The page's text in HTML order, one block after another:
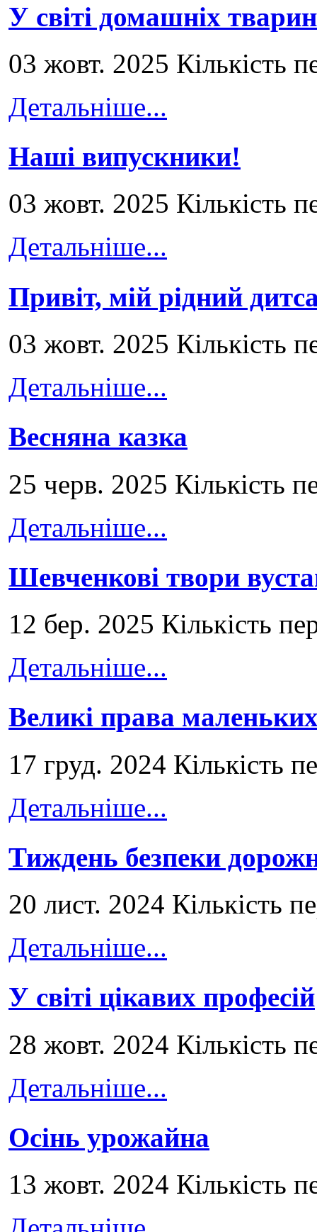
У світі домашніх тварин
03 жовт. 2025 Кількість
Детальніше...
Наші випускники!
03 жовт. 2025 Кількість
Детальніше...
Привіт, мій рідний
03 жовт. 2025 Кількість
Детальніше...
Весняна казка
25 черв. 2025 Кількість
Детальніше...
Шевченкові твори
12 бер. 2025 Кількість
Детальніше...
Великі права маленьких
17 груд. 2024 Кількість
Детальніше...
Тиждень безпеки
20 лист. 2024 Кількість
Детальніше...
У світі цікавих професій
28 жовт. 2024 Кількість
Детальніше...
Осінь урожайна
13 жовт. 2024 Кількість